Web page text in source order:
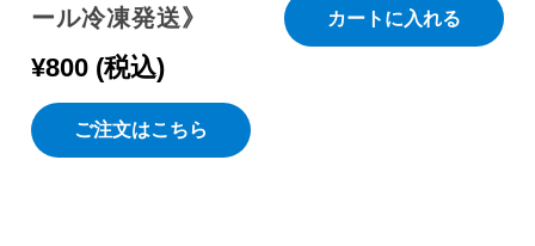
ール冷凍発送》
¥800 税込
ご注文はこちら
カートに入れる